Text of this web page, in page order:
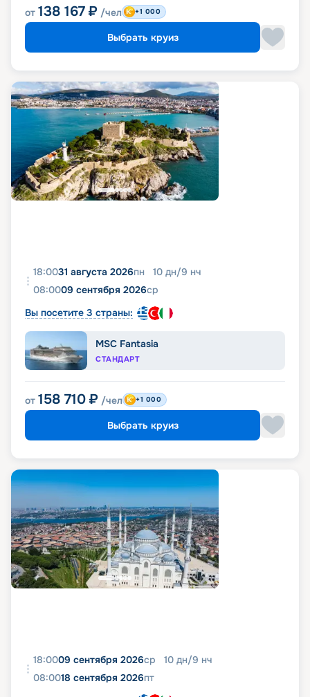
от 138 167 ₽ /чел +1 000
Выбрать круиз
18:0031 августа 2026пн 10 дн/9 нч
08:0009 сентября 2026ср
Вы посетите 3 страны:
MSC Fantasia
СТАНДАРТ
от 158 710 ₽ /чел +1 000
Выбрать круиз
18:0009 сентября 2026ср 10 дн/9 нч
08:0018 сентября 2026пт